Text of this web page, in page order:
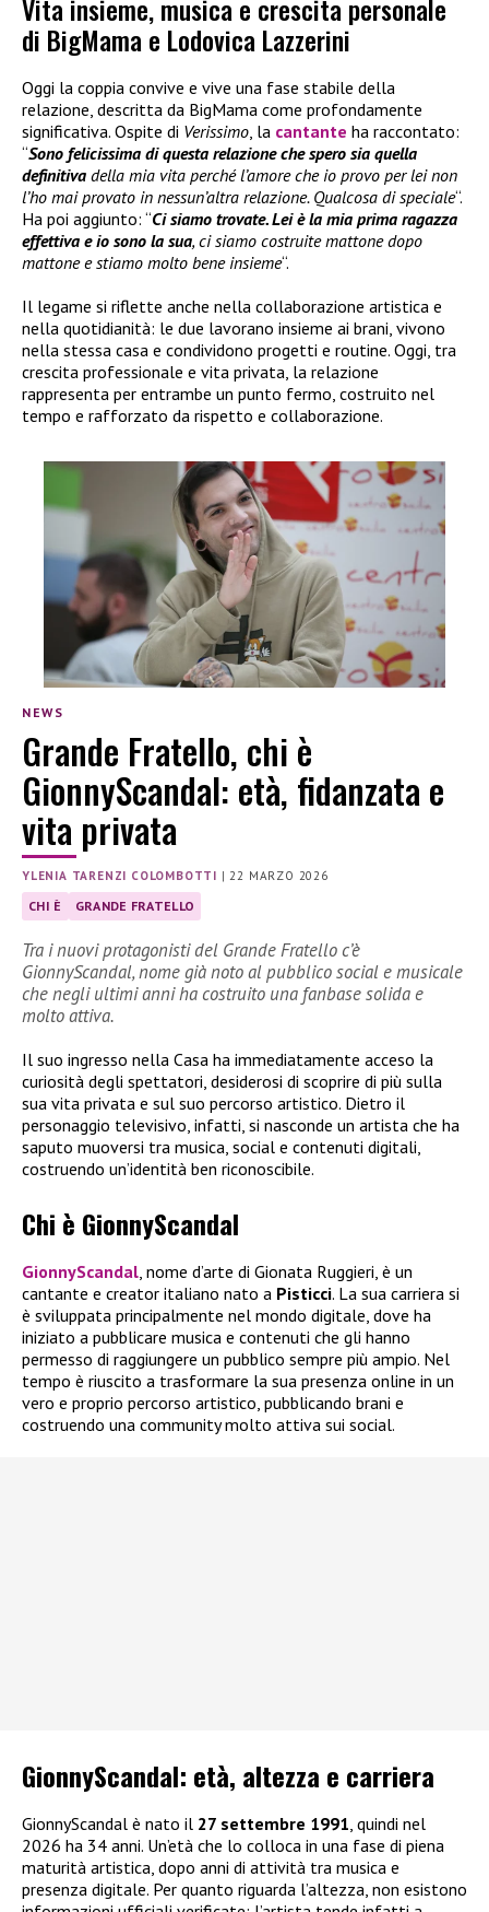
Vita insieme, musica e crescita personale
di BigMama e Lodovica Lazzerini
Oggi la coppia convive e vive una fase stabile della
relazione, descritta da BigMama come profondamente
significativa. Ospite di Verissimo , la cantante ha raccontato:
“Sono felicissima di questa relazione che spero sia quella
definitiva della mia vita perché l’amore che io provo per lei non
l’ho mai provato in nessun’altra relazione. Qualcosa di speciale“.
Ha poi aggiunto: “Ci siamo trovate. Lei è la mia prima ragazza
effettiva e io sono la sua, ci siamo costruite mattone dopo
mattone e stiamo molto bene insieme“.
Il legame si riflette anche nella collaborazione artistica e
nella quotidianità: le due lavorano insieme ai brani, vivono
nella stessa casa e condividono progetti e routine. Oggi, tra
crescita professionale e vita privata, la relazione
rappresenta per entrambe un punto fermo, costruito nel
tempo e rafforzato da rispetto e collaborazione.
NEWS
Grande Fratello, chi è
GionnyScandal: età, fidanzata e
vita privata
YLENIA TARENZI COLOMBOTTI |22 MARZO 2026
CHI È GRANDE FRATELLO
Tra i nuovi protagonisti del Grande Fratello c’è
GionnyScandal, nome già noto al pubblico social e musicale
che negli ultimi anni ha costruito una fanbase solida e
molto attiva.
Il suo ingresso nella Casa ha immediatamente acceso la
curiosità degli spettatori, desiderosi di scoprire di più sulla
sua vita privata e sul suo percorso artistico. Dietro il
personaggio televisivo, infatti, si nasconde un artista che ha
saputo muoversi tra musica, social e contenuti digitali,
costruendo un’identità ben riconoscibile.
Chi è GionnyScandal
GionnyScandal, nome d’arte di Gionata Ruggieri, è un
cantante e creator italiano nato a Pisticci. La sua carriera si
è sviluppata principalmente nel mondo digitale, dove ha
iniziato a pubblicare musica e contenuti che gli hanno
permesso di raggiungere un pubblico sempre più ampio. Nel
tempo è riuscito a trasformare la sua presenza online in un
vero e proprio percorso artistico, pubblicando brani e
costruendo una community molto attiva sui social.
GionnyScandal: età, altezza e carriera
GionnyScandal è nato il 27 settembre 1991 , quindi nel
2026 ha 34 anni. Un’età che lo colloca in una fase di piena
maturità artistica, dopo anni di attività tra musica e
presenza digitale. Per quanto riguarda l’altezza, non esistono